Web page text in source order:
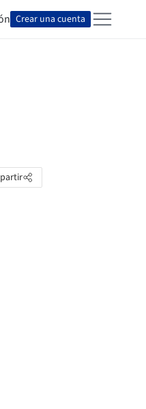
Crear una cuenta